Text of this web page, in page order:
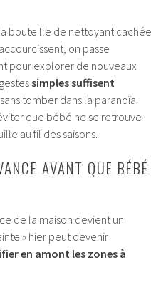
bouteille de nettoyant cachée
on passe
pour explorer de nouveaux
simples suffisent
tomber dans la paranoïa.
que bébé ne se retrouve
au fil des saisons.
AVANT QUE BÉBÉ
de la maison devient un
» hier peut devenir
en amont les zones à